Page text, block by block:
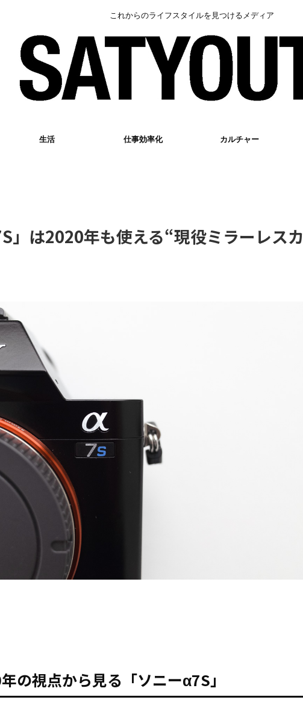
これからのライフスタイルを見つけるメディア
生活 仕事効率化 カルチャー
」は2020年も使える“現役ミラーレスカ
の視点から見る「ソニーα7S」